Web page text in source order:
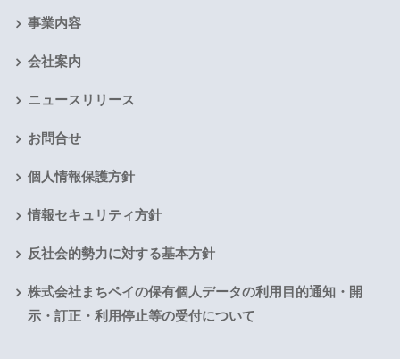
事業内容
会社案内
ニュースリリース
お問合せ
個人情報保護方針
情報セキュリティ方針
反社会的勢力に対する基本方針
株式会社まちペイの保有個人データの利用目的通知・開
示・訂正・利用停止等の受付について